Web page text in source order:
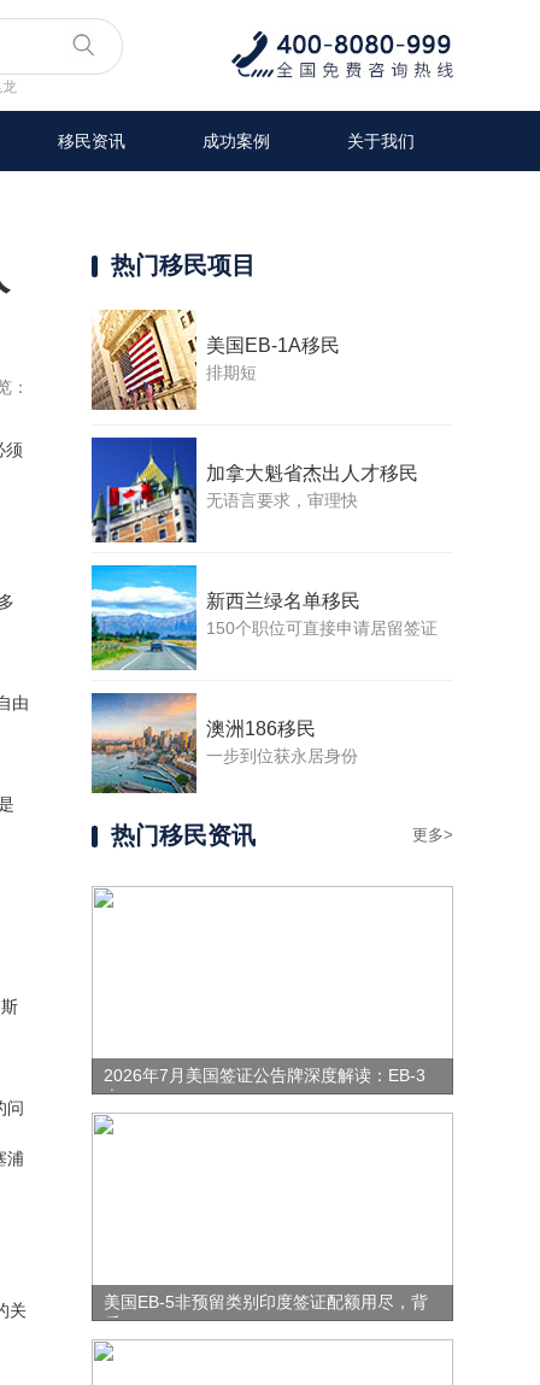
移民资讯 成功案例 关于我们
：
须
由
问
浦
关
热门移民项目
美国EB-1A移民
排期短
加拿大魁省杰出人才移民
无语言要求，审理快
新西兰绿名单移民
150个职位可直接申请居留签证
澳洲186移民
一步到位获永居身份
热门移民资讯 更多>
2026年7月美国签证公告牌深度解读：EB-3
表
美国EB-5非预留类别印度签证配额用尽，背
后